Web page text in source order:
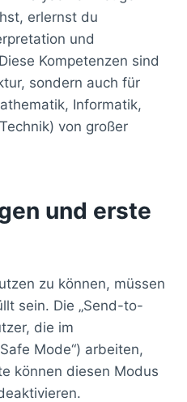
erlernst du
und
Kompetenzen sind
sondern auch für
Informatik,
von großer
und erste
zu können, müssen
sein. Die „Send-to-
die im
Mode“) arbeiten,
können diesen Modus